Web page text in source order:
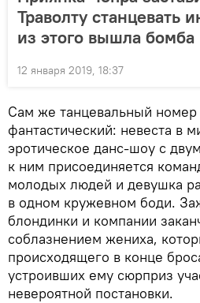
Траволту станцевать
из этого вышла бомба
12 января 2019, 18:37
Сам же танцевальный номер
фантастический: невеста в
эротическое данс-шоу с
к ним присоединяется
молодых людей и девушка
в одном кружевном боди.
блондинки и компании
соблазнением жениха,
происходящего в конце
устроивших ему сюрприз
невероятной постановки.